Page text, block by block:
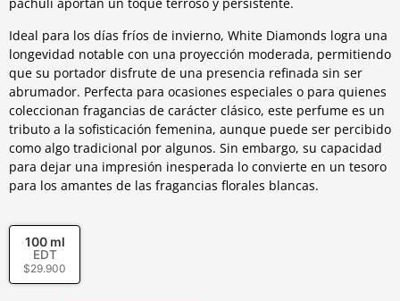
Ideal para los días fríos de invierno, White Diamonds logra una
longevidad notable con una proyección moderada, permitiendo
que su portador disfrute de una presencia refinada sin ser
abrumador. Perfecta para ocasiones especiales o para quienes
coleccionan fragancias de carácter clásico, este perfume es un
tributo a la sofisticación femenina, aunque puede ser percibido
como algo tradicional por algunos. Sin embargo, su capacidad
para dejar una impresión inesperada lo convierte en un tesoro
para los amantes de las fragancias florales blancas.
100 ml
EDT
$29.900